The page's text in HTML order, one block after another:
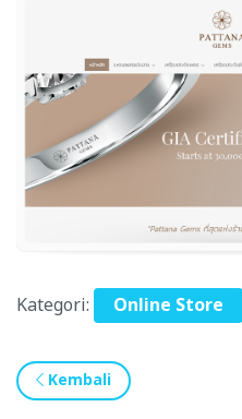
Kategori: Online Store
Kembali